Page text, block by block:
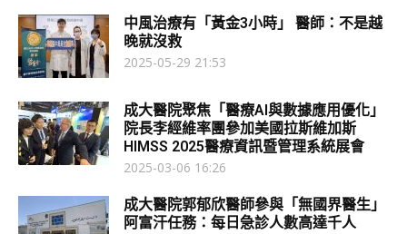
中風治療有「黃金3小時」 醫師：不是越
晚就沒救
2025-05-29 21:53
成大醫院聚焦「醫療AI與數據應用優化」
院長李經維率團參加美國拉斯維加斯
HIMSS 2025醫療資訊暨管理系統展會
2025-03-06 16:26
成大醫院郭郁欣醫師參與「無國界醫生」
阿富汗任務：每日急診人數高達千人